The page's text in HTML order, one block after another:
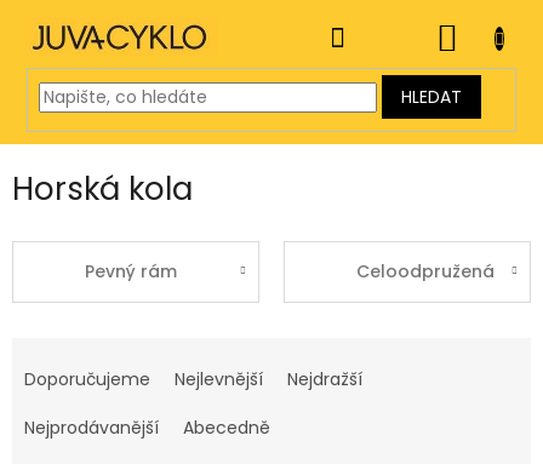
obsah
HLEDAT
KOŠÍK
Horská kola
Pevný rám Celoodpružená
a
e
Doporučujeme Nejlevnější
Nejdražší
Nejprodávanější
Abecedně